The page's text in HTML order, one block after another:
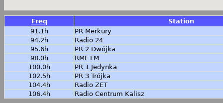
Freq
Station
91.1h
PR Merkury
94.2h
Radio 24
95.6h
PR 2 Dwójka
98.0h
RMF FM
100.0h
PR 1 Jedynka
102.5h
PR 3 Trójka
104.4h
Radio ZET
106.4h
Radio Centrum Kalisz